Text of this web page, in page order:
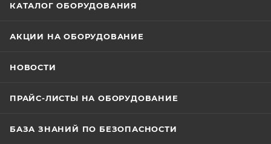
КАТАЛОГ ОБОРУДОВАНИЯ
АКЦИИ НА ОБОРУДОВАНИЕ
НОВОСТИ
ПРАЙС-ЛИСТЫ НА ОБОРУДОВАНИЕ
БАЗА ЗНАНИЙ ПО БЕЗОПАСНОСТИ